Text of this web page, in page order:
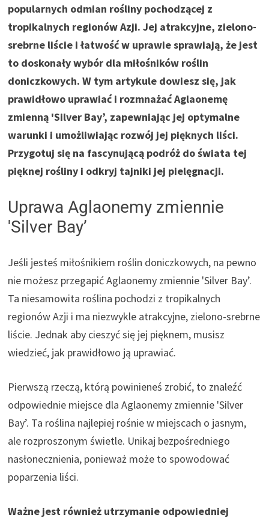
popularnych odmian rośliny pochodzącej z
tropikalnych regionów Azji. Jej atrakcyjne, zielono-
srebrne liście i łatwość w uprawie sprawiają, że jest
to doskonały wybór dla miłośników roślin
doniczkowych. W tym artykule dowiesz się, jak
prawidłowo uprawiać i rozmnażać Aglaonemę
zmienną 'Silver Bay’, zapewniając jej optymalne
warunki i umożliwiając rozwój jej pięknych liści.
Przygotuj się na fascynującą podróż do świata tej
pięknej rośliny i odkryj tajniki jej pielęgnacji.
Uprawa Aglaonemy zmiennie
'Silver Bay’
Jeśli jesteś miłośnikiem roślin doniczkowych, na pewno
nie możesz przegapić Aglaonemy zmiennie 'Silver Bay’.
Ta niesamowita roślina pochodzi z tropikalnych
regionów Azji i ma niezwykle atrakcyjne, zielono-srebrne
liście. Jednak aby cieszyć się jej pięknem, musisz
wiedzieć, jak prawidłowo ją uprawiać.
Pierwszą rzeczą, którą powinieneś zrobić, to znaleźć
odpowiednie miejsce dla Aglaonemy zmiennie 'Silver
Bay’. Ta roślina najlepiej rośnie w miejscach o jasnym,
ale rozproszonym świetle. Unikaj bezpośredniego
nasłonecznienia, ponieważ może to spowodować
poparzenia liści.
Ważne jest również utrzymanie odpowiedniej